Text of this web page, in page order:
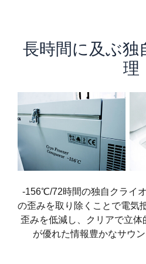
長時間に及ぶ独
理
-156℃/72時間の独自クライ
の歪みを取り除くことで電気
歪みを低減し、クリアで立
が優れた情報豊かなサウ